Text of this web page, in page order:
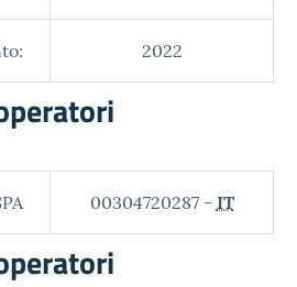
2022
00304720287 - IT